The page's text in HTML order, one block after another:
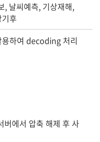
, 날씨예측, 기상재해,
후
용하여 decoding 처리
에서 압축 해제 후 사